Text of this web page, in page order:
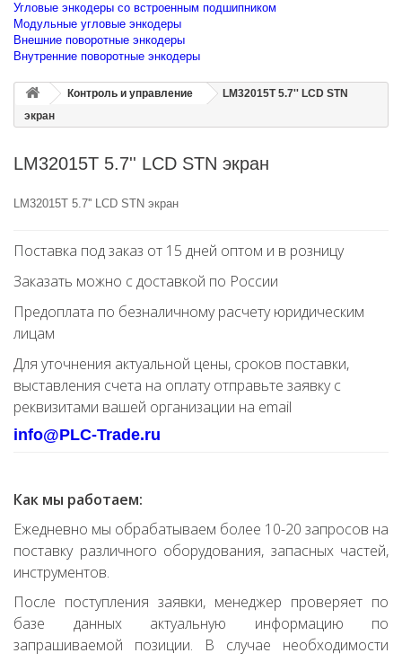
Угловые энкодеры со встроенным подшипником
Модульные угловые энкодеры
Внешние поворотные энкодеры
Внутренние поворотные энкодеры
Контроль и управление
LM32015T 5.7'' LCD STN
экран
LM32015T 5.7'' LCD STN экран
LM32015T 5.7'' LCD STN экран
Поставка под заказ от 15 дней оптом и в розницу
Заказать можно с доставкой по России
Предоплата по безналичному расчету юридическим
лицам
Для уточнения актуальной цены, сроков поставки,
выставления счета на оплату отправьте заявку с
реквизитами вашей организации на email
info@PLC-Trade.ru
Как мы работаем:
Ежедневно мы обрабатываем более 10-20 запросов на
поставку различного оборудования, запасных частей,
инструментов.
После поступления заявки, менеджер проверяет по
базе данных актуальную информацию по
запрашиваемой позиции. В случае необходимости